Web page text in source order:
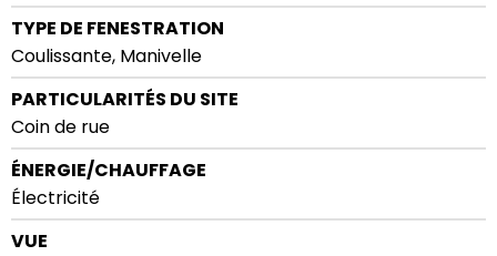
TYPE DE FENESTRATION
Coulissante, Manivelle
PARTICULARITÉS DU SITE
Coin de rue
ÉNERGIE/CHAUFFAGE
Électricité
VUE